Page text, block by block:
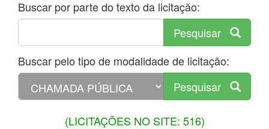
Buscar por parte do texto da licitação:
Pesquisar
Buscar pelo tipo de modalidade de licitação:
Pesquisar
(LICITAÇÕES NO SITE: 516)